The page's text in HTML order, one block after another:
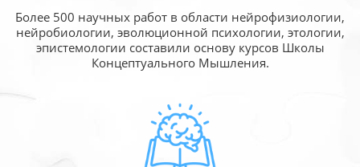
Более 500 научных работ в области нейрофизиологии,
нейробиологии, эволюционной психологии, этологии,
эпистемологии составили основу курсов Школы
Концептуального Мышления.